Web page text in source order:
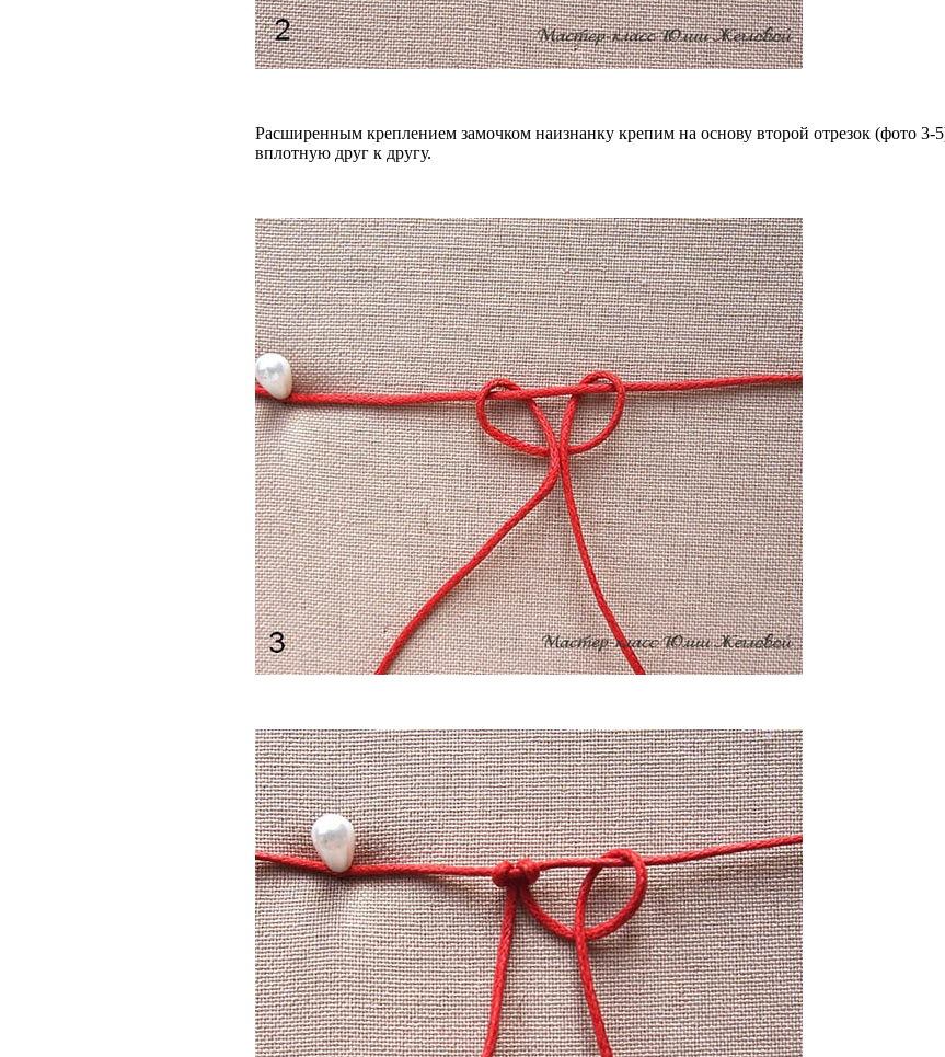
Расширенным креплением замочком наизнанку крепим на основу второй отрезок (фото 3-
вплотную друг к другу.